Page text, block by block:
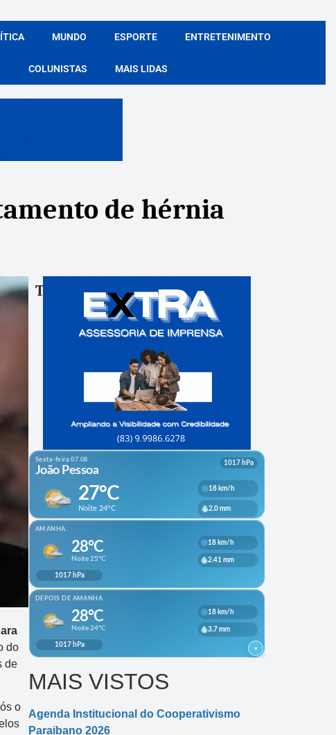
MUNDO ESPORTE ENTRETENIMENTO
COLUNISTAS MAIS LIDAS
de hérnia
do
de
o
Tags:Compartile:
MAIS VISTOS
Agenda Institucional do Cooperativismo
Paraibano 2026